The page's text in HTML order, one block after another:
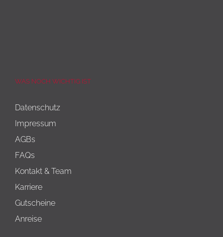
WAS NOCH WICHTIG IST
Datenschutz
Impressum
AGBs
FAQs
Kontakt & Team
Karriere
Gutscheine
Anreise